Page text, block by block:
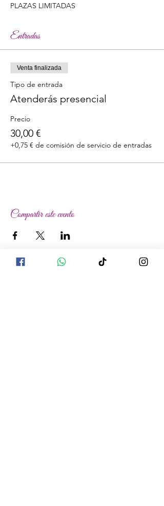
PLAZAS LIMITADAS
Entradas
Venta finalizada
Tipo de entrada
Atenderás presencial
Precio
30,00 €
+0,75 € de comisión de servicio de entradas
Compartir este evento